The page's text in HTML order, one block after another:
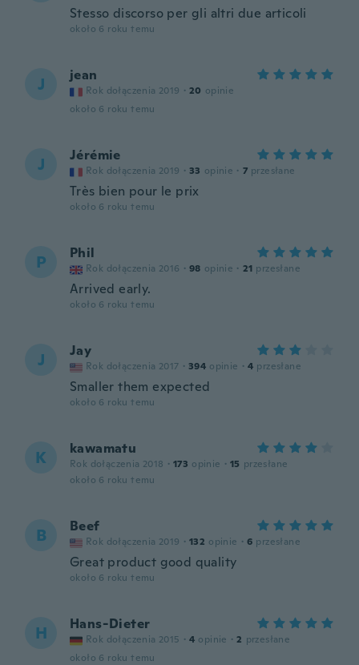
Stesso discorso per gli altri due articoli
około 6 roku temu
J jean
Rok dołączenia 2019 · 20 opinie
około 6 roku temu
J Jérémie
Rok dołączenia 2019 · 33 opinie · 7 przesłane
Très bien pour le prix
około 6 roku temu
P Phil
Rok dołączenia 2016 · 98 opinie · 21 przesłane
Arrived early.
około 6 roku temu
J Jay
Rok dołączenia 2017 · 394 opinie · 4 przesłane
Smaller them expected
około 6 roku temu
K kawamatu
Rok dołączenia 2018 · 173 opinie · 15 przesłane
około 6 roku temu
B Beef
Rok dołączenia 2019 · 132 opinie · 6 przesłane
Great product good quality
około 6 roku temu
H Hans-Dieter
Rok dołączenia 2015 · 4 opinie · 2 przesłane
około 6 roku temu